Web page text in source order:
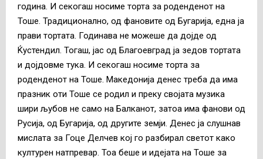
година. И секогаш носиме торта за роденденот на
Тоше. Традиционално, од фановите од Бугарија, една ја
прави тортата. Годинава не можеше да дојде од
Ќустендил. Тогаш, јас од Благоевград ја зедов тортата
и дојдовме тука. И секогаш носиме торта за
роденденот на Тоше. Македонија денес треба да има
празник оти Тоше се родил и преку својата музика
шири љубов не само на Балканот, затоа има фанови од
Русија, од Бугарија, од другите земји. Денес ја слушнав
мислата за Гоце Делчев кој го разбирал светот како
културен натпревар. Тоа беше и идејата на Тоше за